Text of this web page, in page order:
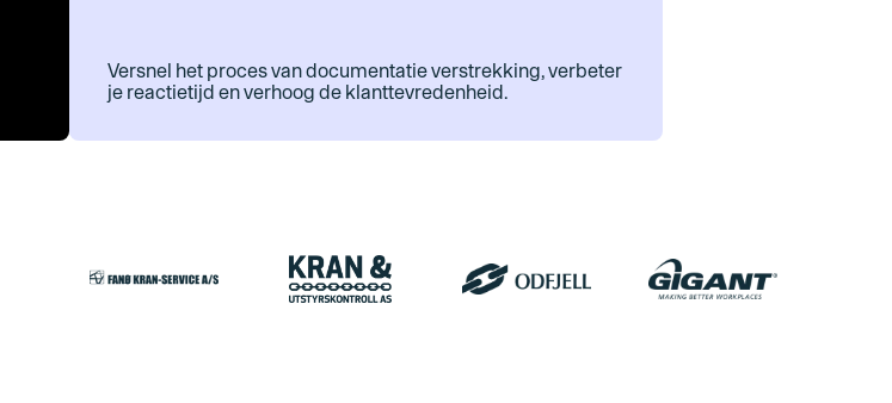
Versnel het proces van documentatie verstrekking, verbeter
je reactietijd en verhoog de klanttevredenheid.